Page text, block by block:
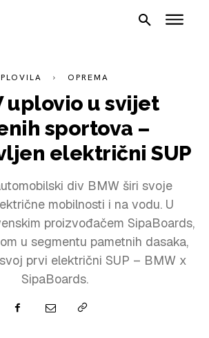
PLOVILA OPREMA
uplovio u svijet
sportova –
električni SUP
div BMW širi svoje
mobilnosti i na vodu. U
proizvođačem SipaBoards,
u segmentu pametnih dasaka,
prvi električni SUP – BMW x
SipaBoards.